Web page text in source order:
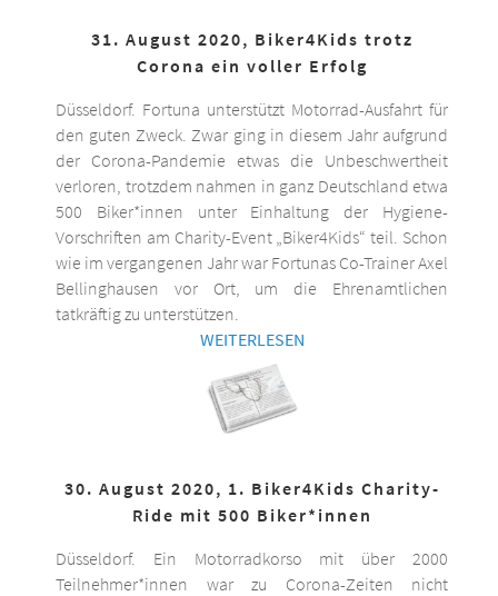
31. August 2020, Biker4Kids trotz
Corona ein voller Erfolg
Düsseldorf. Fortuna unterstützt Motorrad-Ausfahrt für
den guten Zweck. Zwar ging in diesem Jahr aufgrund
der Corona-Pandemie etwas die Unbeschwertheit
verloren, trotzdem nahmen in ganz Deutschland etwa
500 Biker*innen unter Einhaltung der Hygiene-
Vorschriften am Charity-Event „Biker4Kids“ teil. Schon
wie im vergangenen Jahr war Fortunas Co-Trainer Axel
Bellinghausen vor Ort, um die Ehrenamtlichen
tatkräftig zu unterstützen.
WEITERLESEN
30. August 2020, 1. Biker4Kids Charity-
Ride mit 500 Biker*innen
Düsseldorf. Ein Motorradkorso mit über 2000
Teilnehmer*innen war zu Corona-Zeiten nicht